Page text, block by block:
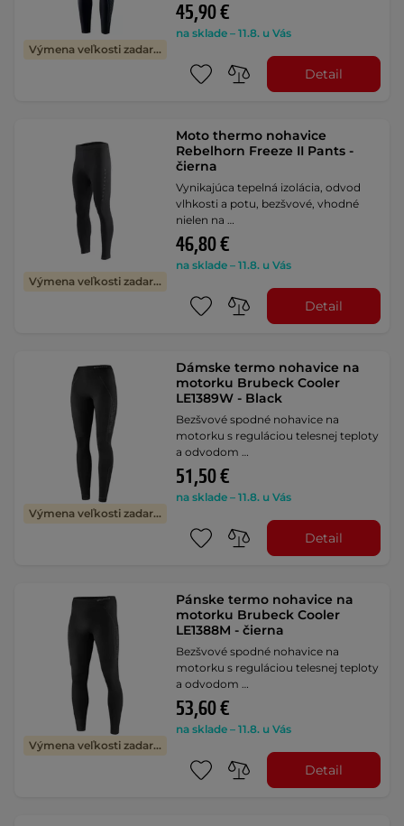
Výmena veľkosti zadarmo
45,90 €
na sklade – 11.8. u Vás
Detail
Výmena veľkosti zadarmo
Moto thermo nohavice
Rebelhorn Freeze II Pants -
čierna
Vynikajúca tepelná izolácia, odvod
vlhkosti a potu, bezšvové, vhodné
nielen na …
46,80 €
na sklade – 11.8. u Vás
Detail
Výmena veľkosti zadarmo
Dámske termo nohavice na
motorku Brubeck Cooler
LE1389W - Black
Bezšvové spodné nohavice na
motorku s reguláciou telesnej teploty
a odvodom …
51,50 €
na sklade – 11.8. u Vás
Detail
Výmena veľkosti zadarmo
Pánske termo nohavice na
motorku Brubeck Cooler
LE1388M - čierna
Bezšvové spodné nohavice na
motorku s reguláciou telesnej teploty
a odvodom …
53,60 €
na sklade – 11.8. u Vás
Detail